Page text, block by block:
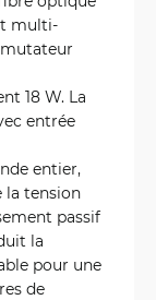
multi-
18 W. La
entrée
entier,
la tension
passif
la
pour une
de